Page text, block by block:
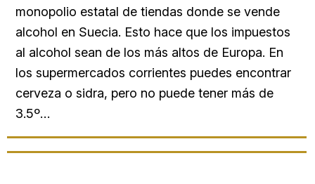
monopolio estatal de tiendas donde se vende
alcohol en Suecia. Esto hace que los impuestos
al alcohol sean de los más altos de Europa. En
los supermercados corrientes puedes encontrar
cerveza o sidra, pero no puede tener más de
3.5º…